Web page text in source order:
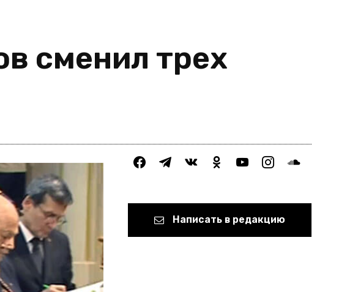
сменил трех
facebooktelegramvkontakteodnoklassniki
youtubeinstagramsoundcloud
Написать в редакцию